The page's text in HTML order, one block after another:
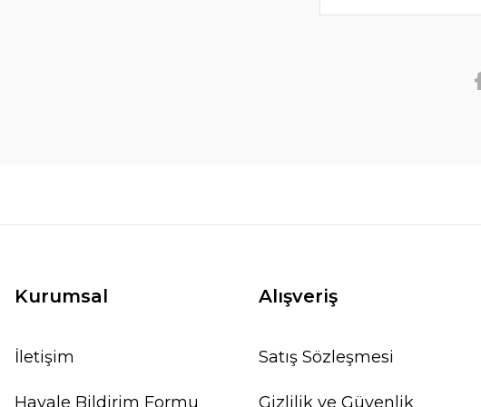
Kurumsal
İletişim
Havale Bildirim Formu
Alışveriş
Satış Sözleşmesi
Gizlilik ve Güvenlik